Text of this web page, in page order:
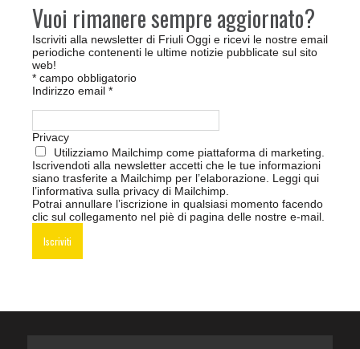
Vuoi rimanere sempre aggiornato?
Iscriviti alla newsletter di Friuli Oggi e ricevi le nostre email
periodiche contenenti le ultime notizie pubblicate sul sito
web!
* campo obbligatorio
Indirizzo email *
Privacy
Utilizziamo Mailchimp come piattaforma di marketing.
Iscrivendoti alla newsletter accetti che le tue informazioni
siano trasferite a Mailchimp per l’elaborazione. Leggi qui
l’informativa sulla privacy di Mailchimp
Potrai annullare l’iscrizione in qualsiasi momento facendo
clic sul collegamento nel piè di pagina delle nostre e-mail.